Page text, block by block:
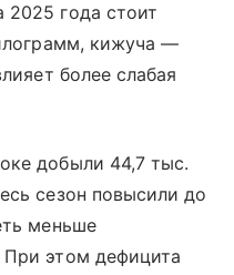
года стоит
кижуча —
более слабая
добыли 44,7 тыс.
сезон повысили до
меньше
При этом дефицита